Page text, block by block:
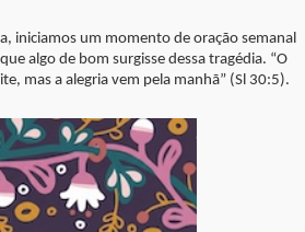
iniciamos um momento de oração semanal
algo de bom surgisse dessa tragédia. “O
mas a alegria vem pela manhã” (Sl 30:5).